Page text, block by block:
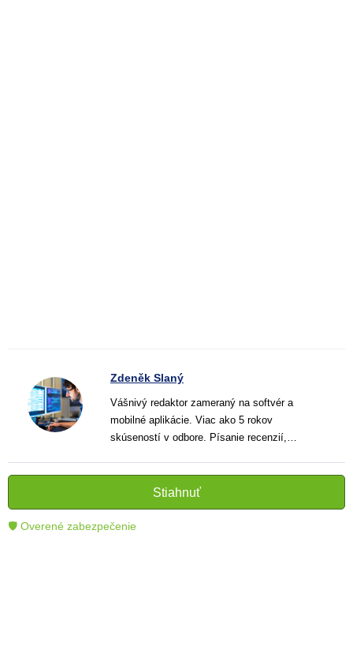
Zdeněk Slaný
Vášnivý redaktor zameraný na softvér a
mobilné aplikácie. Viac ako 5 rokov
skúseností v odbore. Písanie recenzií,
informatívnych textov, ktoré pomáhajú
čitateľom lepšie porozumieť a využiť moderné
technológie.
Stiahnuť
🛡 Overené zabezpečenie